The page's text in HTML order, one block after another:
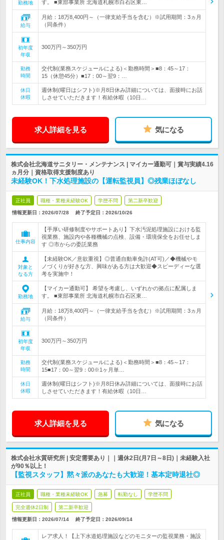
勤務地
す。 ■東部事業所 北海道札幌市白石区東…
給与
月給：18万8,400円～（一律支給手当を含む）※試用期間：3ヵ月
（同条件）
初年度
年収
300万円～350万円
勤務
時間
交代制(業務スケジュールによる)＜勤務時間＞■8：45～17：
15（休憩45分）■17：00～翌9：…
休日
休暇
週休制(曜日はシフト)※月8日休み詳細については、面接時にお話
しさせていただきます！有給休暇（10日…
求人詳細を見る 気になる
株式会社北海道サニタリー・メンテナンス | マイカー通勤可｜賞与実績4.16
ヵ月分｜資格取得支援制度あり
未経験OK！下水処理施設の【運転監視員】◎残業ほぼなし
正社員 職種・業種未経験OK 学歴不問 第二新卒歓迎
情報更新日：2026/07/28 終了予定日： 2026/10/26
仕事内容
【手厚い研修制度やサポートあり】下水汚泥処理施設における監
視業務、施設内や各種機械の点検、設備・環境保全をお任せしま
す ◎市からの委託業務
対象と
なる方
【未経験OK／意欲重視】◎普通自動車免許(AT可)／◆機械やモ
ノづくりが好きな方、興味がある方は大歓迎◆スピーディーな選
考を実施中！
勤務地
【マイカー通勤可】 希望を考慮し、いずれかの拠点に配属しま
す。 ■東部事業所 北海道札幌市白石区東…
給与
月給：18万8,400円～（一律支給手当を含む）※試用期間：3ヵ月
（同条件）
初年度
年収
300万円～350万円
勤務
時間
交代制(業務スケジュールによる)＜勤務時間＞■8：45～17：
15■17：00～翌9：00※1ヶ月単…
休日
休暇
週休制(曜日はシフト)※月8日休み詳細については、面接時にお話
しさせていただきます！有給休暇（10日…
求人詳細を見る 気になる
株式会社水質研究所 | 安定需要あり｜｜週休2日(月7日～8日)｜未経験入社
が90％以上！
【監視スタッフ】黙々派のあなたも大歓迎！基本定時退社◎
正社員 職種・業種未経験OK 急募 転勤なし 学歴不問
完全週休2日制 第二新卒歓迎
情報更新日：2026/07/14 終了予定日： 2026/09/14
レア求人！【上下水道処理施設などのモニターの監視業務・施設